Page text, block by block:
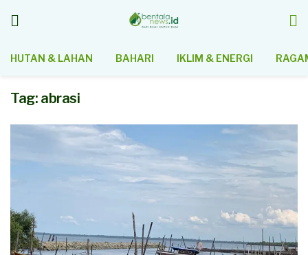
HUTAN & LAHAN BAHARI IKLIM & ENERGI
Tag: abrasi